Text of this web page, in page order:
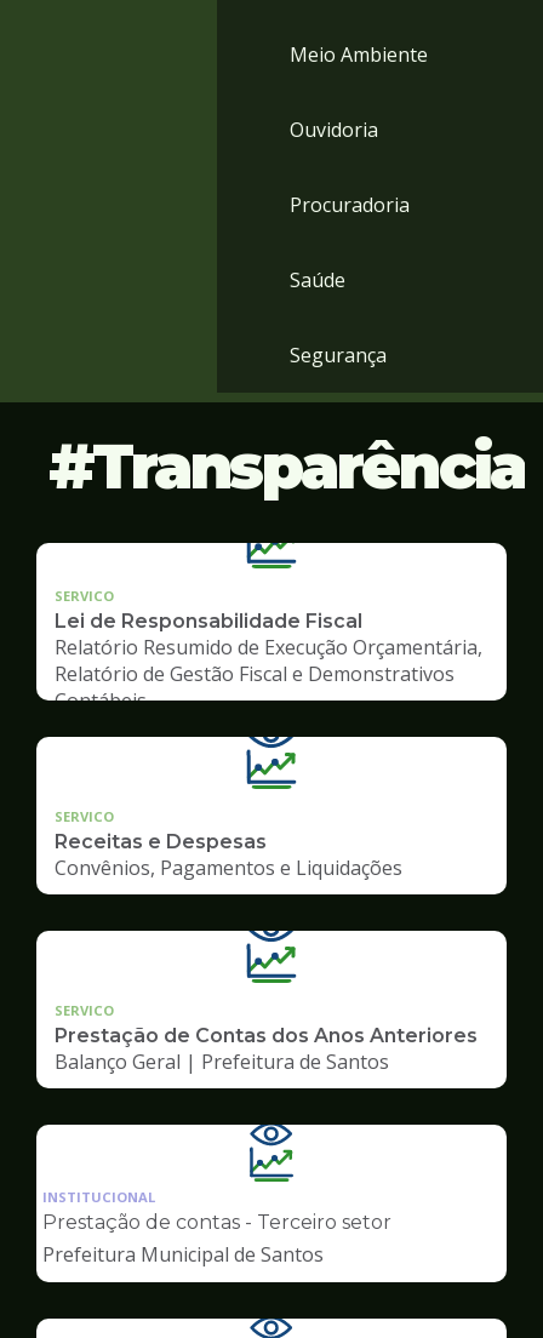
Meio Ambiente
Ouvidoria
Procuradoria
Saúde
Segurança
Transparência
SERVICO
Lei de Responsabilidade Fiscal
Relatório Resumido de Execução Orçamentária,
Relatório de Gestão Fiscal e Demonstrativos
Contábeis
SERVICO
Receitas e Despesas
Convênios, Pagamentos e Liquidações
SERVICO
Prestação de Contas dos Anos Anteriores
Balanço Geral | Prefeitura de Santos
Ilustração
da
pagina
de
Transparência
INSTITUCIONAL
Prestação de contas - Terceiro setor
Prefeitura Municipal de Santos